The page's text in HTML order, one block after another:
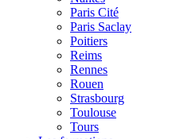
Paris Cité
Paris Saclay
Poitiers
Reims
Rennes
Rouen
Strasbourg
Toulouse
Tours